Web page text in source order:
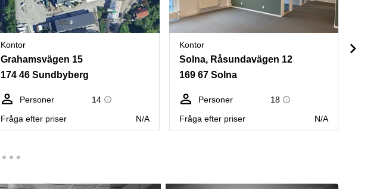
Kontor
Grahamsvägen 15
174 46 Sundbyberg
Personer
14
Fråga efter priser
N/A
Kontor
Solna, Råsundavägen 12
169 67 Solna
Personer
18
Fråga efter priser
N/A